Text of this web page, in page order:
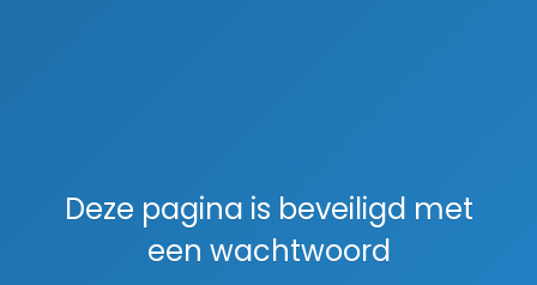
Deze pagina is beveiligd met
een wachtwoord